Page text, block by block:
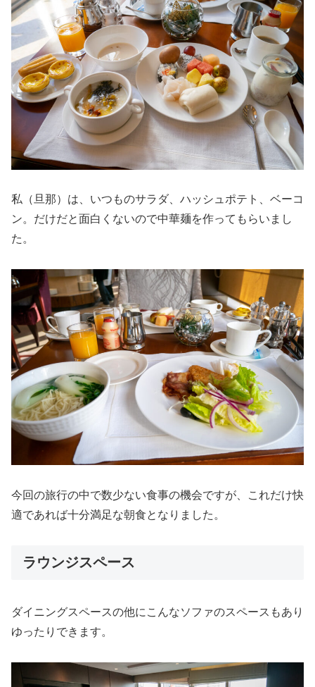
私（旦那）は、いつものサラダ、ハッシュポテト、ベーコ
ン。だけだと面白くないので中華麺を作ってもらいまし
た。
今回の旅行の中で数少ない食事の機会ですが、これだけ快
適であれば十分満足な朝食となりました。
ラウンジスペース
ダイニングスペースの他にこんなソファのスペースもあり
ゆったりできます。